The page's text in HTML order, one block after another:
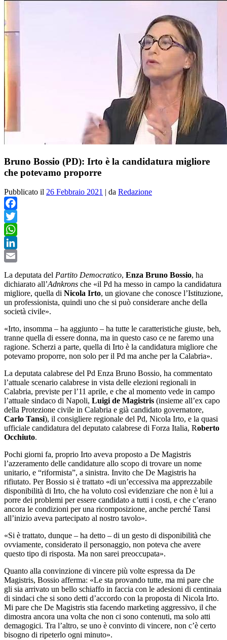
Bruno Bossio (PD): Irto è la candidatura migliore
che potevamo proporre
Pubblicato il 26 Febbraio 2021 | da Redazione
Facebook
Twitter
WhatsApp
LinkedIn
La deputata del Partito Democratico, Enza Bruno Bossio, ha
dichiarato all’Adnkrons che «il Pd ha messo in campo la candidatura
migliore, quella di Nicola Irto, un giovane che conosce l’Istituzione,
un professionista, quindi uno che si può considerare anche della
società civile».
«Irto, insomma – ha aggiunto – ha tutte le caratteristiche giuste, beh,
tranne quella di essere donna, ma in questo caso ce ne faremo una
ragione. Scherzi a parte, quella di Irto è la candidatura migliore che
potevamo proporre, non solo per il Pd ma anche per la Calabria».
La deputata calabrese del Pd Enza Bruno Bossio, ha commentato
l’attuale scenario calabrese in vista delle elezioni regionali in
Calabria, previste per l’11 aprile, e che al momento vede in campo
l’attuale sindaco di Napoli, Luigi de Magistris (insieme all’ex capo
della Protezione civile in Calabria e già candidato governatore,
Carlo Tansi), il consigliere regionale del Pd, Nicola Irto, e la quasi
ufficiale candidatura del deputato calabrese di Forza Italia, Roberto
Occhiuto.
Pochi giorni fa, proprio Irto aveva proposto a De Magistris
l’azzeramento delle candidature allo scopo di trovare un nome
unitario, e “riformista”, a sinistra. Invito che De Magistris ha
rifiutato. Per Bossio si è trattato «di un’eccessiva ma apprezzabile
disponibilità di Irto, che ha voluto così evidenziare che non è lui a
porre dei problemi per essere candidato a tutti i costi, e che c’erano
ancora le condizioni per una ricomposizione, anche perché Tansi
all’inizio aveva partecipato al nostro tavolo».
«Si è trattato, dunque – ha detto – di un gesto di disponibilità che
ovviamente, considerato il personaggio, non poteva che avere
questo tipo di risposta. Ma non sarei preoccupata».
Quanto alla convinzione di vincere più volte espressa da De
Magistris, Bossio afferma: «Le sta provando tutte, ma mi pare che
gli sia arrivato un bello schiaffo in faccia con le adesioni di centinaia
di sindaci che si sono detti d’accordo con la proposta di Nicola Irto.
Mi pare che De Magistris stia facendo marketing aggressivo, il che
dimostra ancora una volta che non ci sono contenuti, ma solo atti
demagogici. Tra l’altro, se uno è convinto di vincere, non c’è certo
bisogno di ripeterlo ogni minuto».